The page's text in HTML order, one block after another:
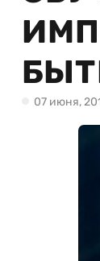
07 июня,